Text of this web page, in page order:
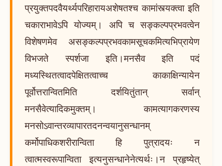
प्रयुक्तपदवैयर्थ्यपरिहारायअशेषतश्च कामांस्त्यक्त्वा इति
चकाराभावेऽपि योज्यम्। अपि च सङ्कल्पप्रभवत्वेन
विशेषणमेव असङ्कल्पप्रभवकामसूचकमित्यभिप्रायेण
विभजते स्पर्शजा इति।मनसैव इति पदं
मध्यस्थितत्वादपेक्षितत्वाच्च काकाक्षिन्यायेन
पूर्वोत्तरान्वितमिति दर्शयितुंतान् सर्वान्
मनसैवेत्यादिकमुक्तम्। कामत्यागकरणस्य
मनसोऽवान्तरव्यापारतदनन्वयानुसन्धानम्
कर्मोपाधिकशरीरान्विता हि पुत्रादयः न
त्वात्मस्वरूपान्विता इत्यनुसन्धानेनेत्यर्थः।न प्रहृष्येत्